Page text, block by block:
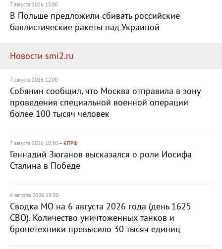
7 августа 2026 15:00
В Польше предложили сбивать российские
баллистические ракеты над Украиной
Новости smi2.ru
7 августа 2026 12:00
Собянин сообщил, что Москва отправила в зону
проведения специальной военной операции
более 100 тысяч человек
7 августа 2026 10:30 – КПРФ
Геннадий Зюганов высказался о роли Иосифа
Сталина в Победе
6 августа 2026 19:30
Сводка МО на 6 августа 2026 года (день 1625
СВО). Количество уничтоженных танков и
бронетехники превысило 30 тысяч единиц